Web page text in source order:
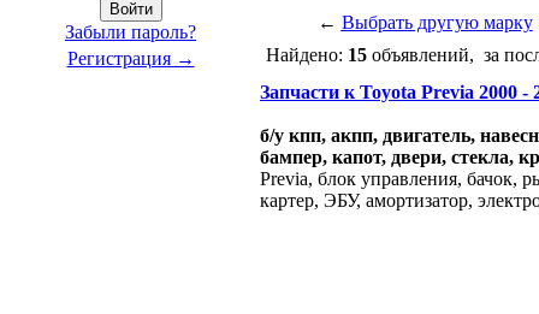
Забыли пароль?
Регистрация →
← Выбрать другую марку
Найдено: 15объявлений, за
Запчасти к Toyota Previa 2000 -
б/у кпп, акпп, двигатель,
бампер, капот, двери, стекла,
Previa, блок управления, бачок,
картер, ЭБУ, амортизатор,